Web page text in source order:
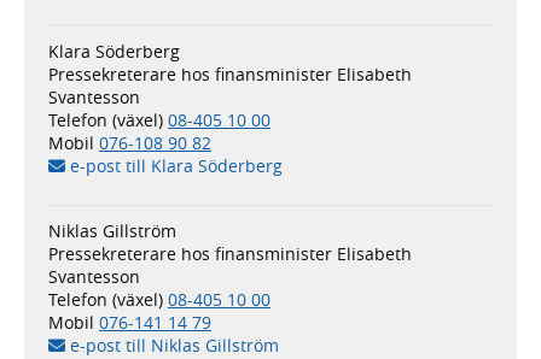
Klara Söderberg
Pressekreterare hos finansminister Elisabeth
Svantesson
Telefon (växel) 08-405 10 00
Mobil 076-108 90 82
e-post till Klara Söderberg
Niklas Gillström
Pressekreterare hos finansminister Elisabeth
Svantesson
Telefon (växel) 08-405 10 00
Mobil 076-141 14 79
e-post till Niklas Gillström